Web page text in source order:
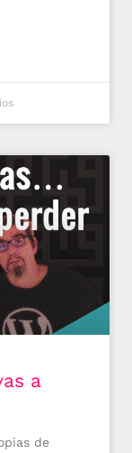
a
de